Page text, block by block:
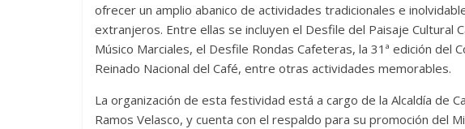
ofrecer un amplio abanico de actividades tradicionales e
extranjeros. Entre ellas se incluyen el Desfile del Paisaje Cultural
Músico Marciales, el Desfile Rondas Cafeteras, la 31ª edición del
Reinado Nacional del Café, entre otras actividades memorables.
La organización de esta festividad está a cargo de la Alcaldía de
Ramos Velasco, y cuenta con el respaldo para su promoción del